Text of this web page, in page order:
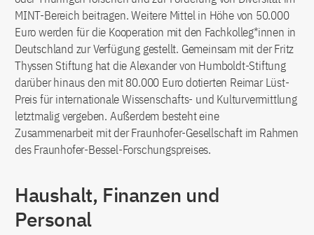
MINT-Bereich beitragen. Weitere Mittel in Höhe von 50.000
Euro werden für die Kooperation mit den Fachkolleg*innen in
Deutschland zur Verfügung gestellt. Gemeinsam mit der Fritz
Thyssen Stiftung hat die Alexander von Humboldt-Stiftung
darüber hinaus den mit 80.000 Euro dotierten Reimar Lüst-
Preis für internationale Wissenschafts- und Kulturvermittlung
letztmalig vergeben. Außerdem besteht eine
Zusammenarbeit mit der Fraunhofer-Gesellschaft im Rahmen
des Fraunhofer-Bessel-Forschungspreises.
Haushalt, Finanzen und
Personal